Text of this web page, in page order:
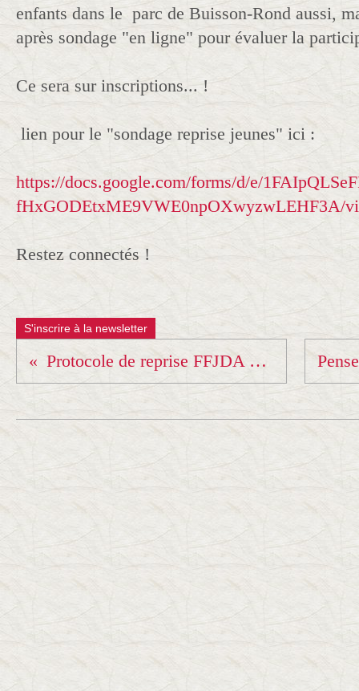
enfants dans le parc de Buisson-Rond aussi,
après sondage "en ligne" pour évaluer la
Ce sera sur inscriptions... !
lien pour le "sondage reprise jeunes" ici :
https://docs.google.com/forms/d/e/
fHxGODEtxME9VWE0npOXwyzwLEHF3A/
Restez connectés !
S'inscrire à la newsletter
Protocole de reprise FFJDA pour les mois avenir...